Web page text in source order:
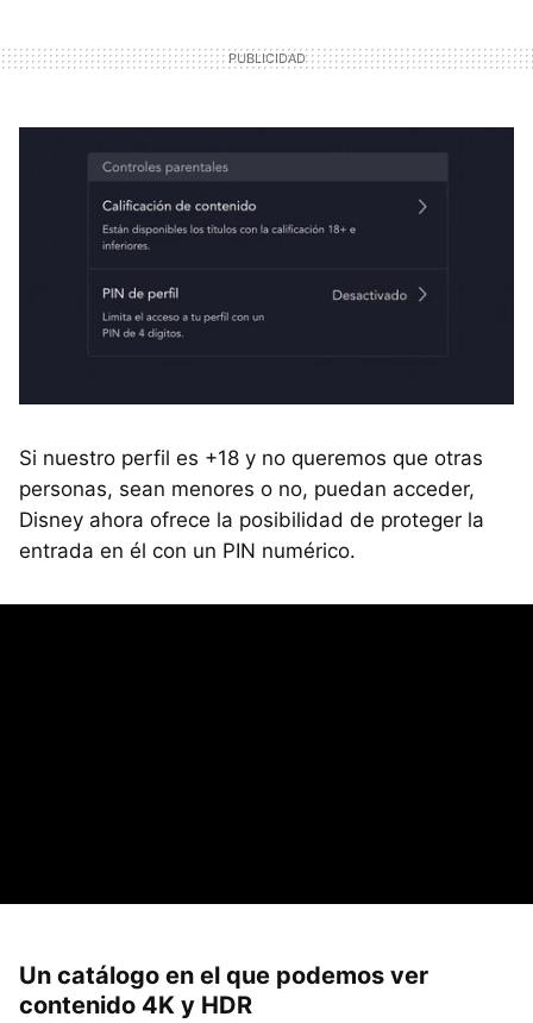
Si nuestro perfil es +18 y no queremos que otras
personas, sean menores o no, puedan acceder,
Disney ahora ofrece la posibilidad de proteger la
entrada en él con un PIN numérico.
Un catálogo en el que podemos ver
contenido 4K y HDR